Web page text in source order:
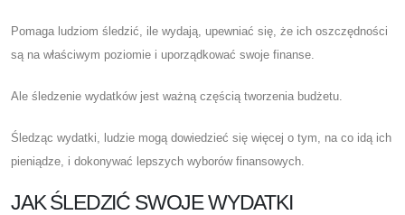
Pomaga ludziom śledzić, ile wydają, upewniać się, że ich oszczędności
są na właściwym poziomie i uporządkować swoje finanse.
Ale śledzenie wydatków jest ważną częścią tworzenia budżetu.
Śledząc wydatki, ludzie mogą dowiedzieć się więcej o tym, na co idą ich
pieniądze, i dokonywać lepszych wyborów finansowych.
JAK ŚLEDZIĆ SWOJE WYDATKI